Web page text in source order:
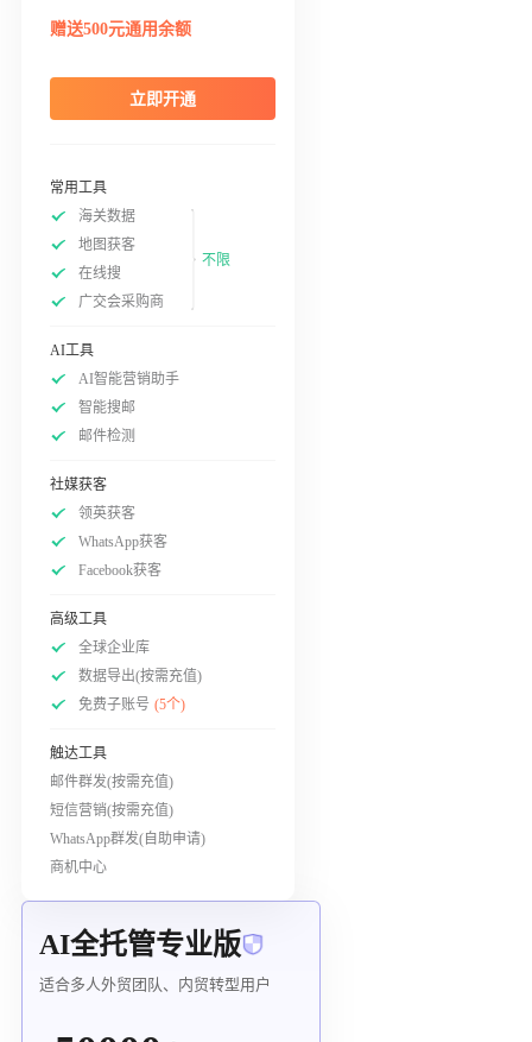
赠送500元通用余额
立即开通
常用工具
海关数据
地图获客
在线搜
广交会采购商
不限
AI工具
AI智能营销助手
智能搜邮
邮件检测
社媒获客
领英获客
WhatsApp获客
Facebook获客
高级工具
全球企业库
数据导出(按需充值)
免费子账号 (5个)
触达工具
邮件群发(按需充值)
短信营销(按需充值)
WhatsApp群发(自助申请)
商机中心
AI全托管专业版
适合多人外贸团队、内贸转型用户